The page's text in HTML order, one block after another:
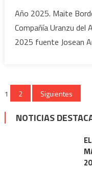
Año 2025. Maite
Compañía Uranzu del
2025 fuente Josean
Paginación
1 2 Siguientes
NOTICIAS